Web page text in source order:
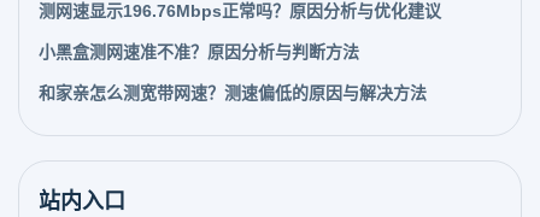
测网速显示196.76Mbps正常吗？原因分析与优化建议
小黑盒测网速准不准？原因分析与判断方法
和家亲怎么测宽带网速？测速偏低的原因与解决方法
站内入口